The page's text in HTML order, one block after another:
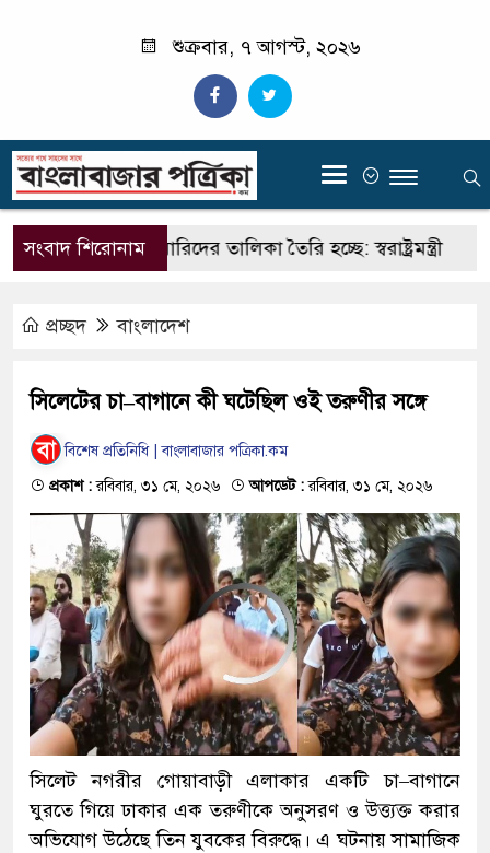
শুক্রবার, ৭ আগস্ট, ২০২৬
‍
সংবাদ শিরোনাম
শীর্ষ মাদক কারবারিদের তালিকা তৈরি হচ্ছে: স্বরাষ্ট্রমন্ত্রী
প্রচ্ছদ বাংলাদেশ
সিলেটের চা–বাগানে কী ঘটেছিল ওই তরুণীর সঙ্গে
বিশেষ প্রতিনিধি | বাংলাবাজার পত্রিকা.কম
প্রকাশ :রবিবার, ৩১ মে, ২০২৬ আপডেট :রবিবার, ৩১ মে, ২০২৬
সিলেট নগরীর গোয়াবাড়ী এলাকার একটি চা–বাগানে
ঘুরতে গিয়ে ঢাকার এক তরুণীকে অনুসরণ ও উত্ত্যক্ত করার
অভিযোগ উঠেছে তিন যুবকের বিরুদ্ধে। এ ঘটনায় সামাজিক